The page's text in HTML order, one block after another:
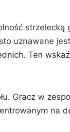
strzelecką
uznawane
Ten
Gracz w
na